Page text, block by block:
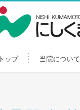
トップ 当院について